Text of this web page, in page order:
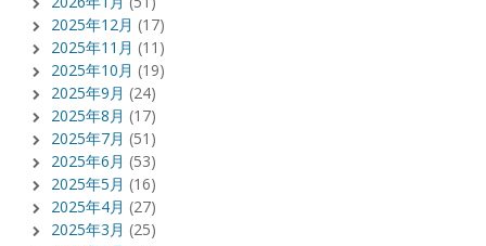
2025年12月 (17)
2025年11月 (11)
2025年10月 (19)
2025年9月 (24)
2025年8月 (17)
2025年7月 (51)
2025年6月 (53)
2025年5月 (16)
2025年4月 (27)
2025年3月 (25)